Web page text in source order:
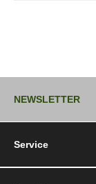
NEWSLETTER
Service